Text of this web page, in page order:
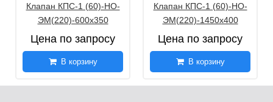
Клапан КПС-1 (60)-НО-
ЭМ(220)-600х350
Цена по запросу
В корзину
Клапан КПС-1 (60)-НО-
ЭМ(220)-1450х400
Цена по запросу
В корзину